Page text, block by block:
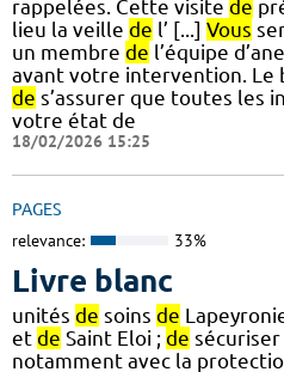
rappelées. Cette visite de
lieu la veille de l’ [...] Vous
un membre de l’équipe
avant votre intervention. Le
de s’assurer que toutes les
votre état de
18/02/2026 15:25
PAGES
relevance: 33%
Livre blanc
unités de soins de
et de Saint Eloi ; de
notamment avec la